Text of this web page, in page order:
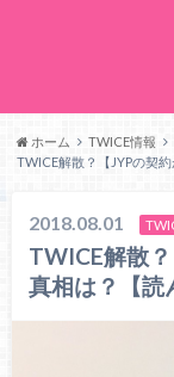
ホーム
TWICE情報
TWICE解散？【JYPの契
2018.08.01
TWICE解散
真相は？【読